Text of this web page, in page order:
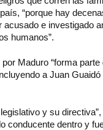
“porque hay
e investigado
humanos”.
Maduro “forma
a Juan
y su
conducente dentro y